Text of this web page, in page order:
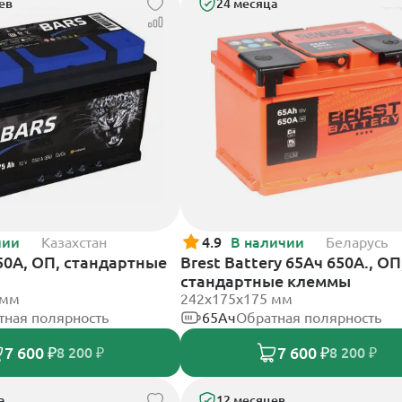
Казахстан
ОП, стандартные
полярность
7 600 ₽8 200 ₽
24 месяца
4.9 В наличии Беларусь
Brest Battery 65Ач 650А.,
стандартные клеммы
242х175х175 мм
65АчОбратная полярность
7 600 ₽8 200 ₽